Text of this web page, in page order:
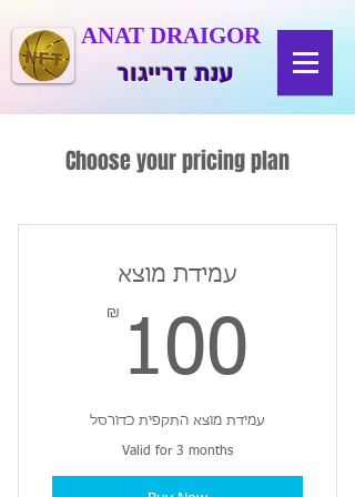
ANAT DRAIGOR
ענת דרייגור
Choose your pricing plan
עמידת מוצא
₪ 100
עמידת מוצא התקפית כדורסל
Valid for 3 months